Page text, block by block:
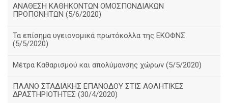
ΑΝΑΘΕΣΗ ΚΑΘΗΚΟΝΤΩΝ ΟΜΟΣΠΟΝΔΙΑΚΩΝ
ΠΡΟΠΟΝΗΤΩΝ (5/6/2020)
Τα επίσημα υγειονομικά πρωτόκολλα της ΕΚΟΦΝΣ
(5/5/2020)
Μέτρα Καθαρισμού και απολύμανσης χώρων (5/5/2020)
ΠΛΑΝΟ ΣΤΑΔΙΑΚΗΣ ΕΠΑΝΟΔΟΥ ΣΤΙΣ ΑΘΛΗΤΙΚΕΣ
ΔΡΑΣΤΗΡΙΟΤΗΤΕΣ (30/4/2020)